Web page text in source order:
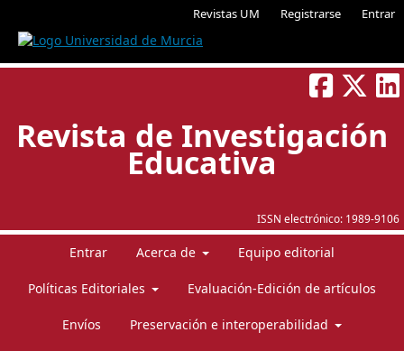
Revistas UM Registrarse Entrar
ISSN electrónico: 1989-9106
Revista de Investigación
Educativa
Entrar Acerca de Equipo editorial
Políticas Editoriales Evaluación-Edición de artículos
Envíos Preservación e interoperabilidad